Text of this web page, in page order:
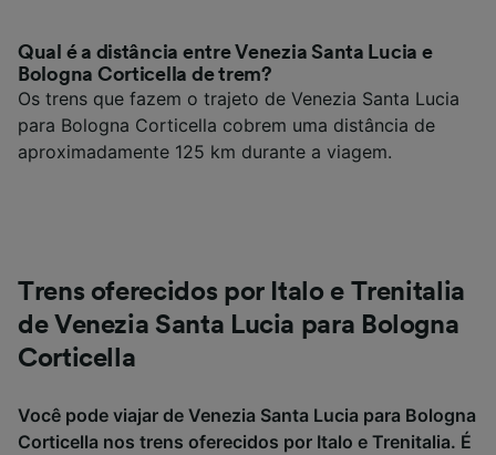
Qual é a distância entre Venezia Santa Lucia e
Bologna Corticella de trem?
Os trens que fazem o trajeto de Venezia Santa Lucia
para Bologna Corticella cobrem uma distância de
aproximadamente 125 km durante a viagem.
Trens oferecidos por Italo e Trenitalia
de Venezia Santa Lucia para Bologna
Corticella
Você pode viajar de Venezia Santa Lucia para Bologna
Corticella nos trens oferecidos por Italo e Trenitalia. É